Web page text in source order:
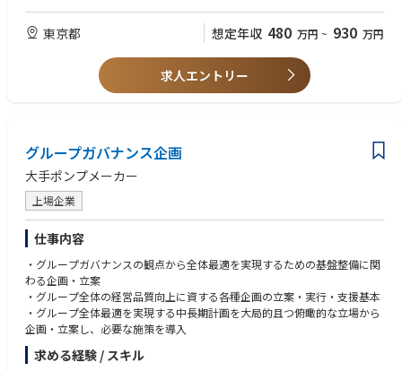
ャーを補佐しながら成果創出に責任を持つ実行中核メンバーとしての役割
を担っていただきます。具体的には下記のとおりです。
なお、年に数回程度は日帰りまたは1泊2日ほどの出張が発生予定です。
① ワークプレイス／CREプロジェクトの実行
・ワークプレイス環境改善（レイアウト変更、設備更新 等）
・拠点再編・機能移転に伴う個別プロジェクト
② QCD（品質・コスト・スケジュール）管理（※担当級はその補佐）
・プロジェクト計画に基づく進捗管理
・プロジェクト予実管理、購買・契約対応
・品質・コスト・スケジュールのモニタリングと是正対応
・リスク・課題の抽出および上位者へのエスカレーション
③ 関係者・外部パートナー対応
・設計会社、施工会社、PM会社等のコントラクターとの調整・管理
・CRE統括部内他グループ（CRPS・CRG）や事業部門、総務等との連
携・調整
・プロジェクト関係者との合意形成
【WANT】
・ワークプレイス・建設・総務などの領域に関心・経験
・プロジェクト業務に関わった経験
・Excel、PowerPoint 等を用いた資料作成スキル
【求める人物像・ソフトスキル】
東京都 想定年収 480 万円 ~ 930 万円
求人エントリー
グループガバナンス企画
大手ポンプメーカー
上場企業
仕事内容
・グループガバナンスの観点から全体最適を実現するための基盤整備に関
わる企画・立案
・グループ全体の経営品質向上に資する各種企画の立案・実行・支援基本
・グループ全体最適を実現する中長期計画を大局的且つ俯瞰的な立場から
企画・立案し、必要な施策を導入
求める経験 / スキル